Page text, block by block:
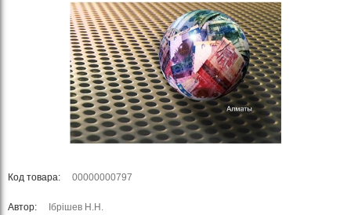
Код товара: 00000000797
Автор:
Iбрiшев Н.Н.